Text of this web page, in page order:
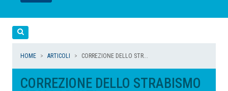
LEGGI
LEGGI
LEGGI
LEGGI
HOME ARTICOLI CORREZIONE DELLO STR...
CORREZIONE DELLO STRABISMO